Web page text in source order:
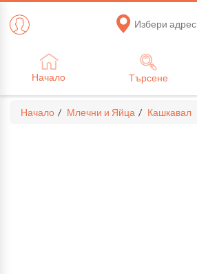
Избери адрес
Начало Търсене
Начало Млечни и Яйца Кашкавал